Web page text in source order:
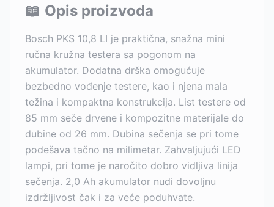
📖 Opis proizvoda
Bosch PKS 10,8 LI je praktična, snažna mini
ručna kružna testera sa pogonom na
akumulator. Dodatna drška omogućuje
bezbedno vođenje testere, kao i njena mala
težina i kompaktna konstrukcija. List testere od
85 mm seče drvene i kompozitne materijale do
dubine od 26 mm. Dubina sečenja se pri tome
podešava tačno na milimetar. Zahvaljujući LED
lampi, pri tome je naročito dobro vidljiva linija
sečenja. 2,0 Ah akumulator nudi dovoljnu
izdržljivost čak i za veće poduhvate.